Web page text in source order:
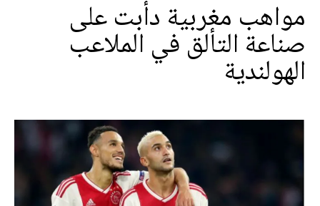
مواهب مغربية دأبت على
صناعة التألق في الملاعب
الهولندية